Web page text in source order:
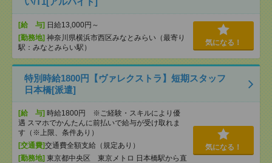
[給 与] 日給13,000円～
[勤務地] 神奈川県横浜市西区みなとみらい（最寄り
駅：みなとみらい駅）
気になる！
特別時給1800円【ヴァレクストラ】短期スタッフ
日本橋[派遣]
[給 与] 時給1800円 ※ご経験・スキルにより優
遇 スマホでかんたんに前払いで給与が受け取れま
す（※上限、条件あり）
[交通費]交通費全額支給（規定あり）
[勤務地] 東京都中央区 東京メトロ 日本橋駅から直
気になる！